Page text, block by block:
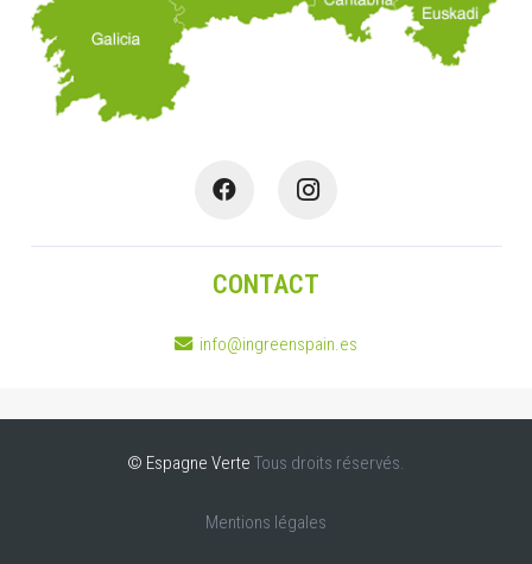
CONTACT
info@ingreenspain.es
© Espagne Verte Tous droits réservés.
Mentions légales